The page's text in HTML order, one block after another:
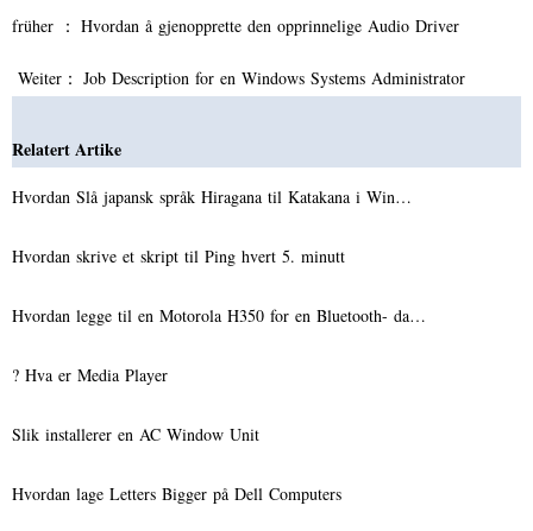
früher ： Hvordan å gjenopprette den opprinnelige Audio Driver
Weiter： Job Description for en Windows Systems Administrator
Relatert Artike
Hvordan Slå japansk språk Hiragana til Katakana i Win…
Hvordan skrive et skript til Ping hvert 5. minutt
Hvordan legge til en Motorola H350 for en Bluetooth- da…
? Hva er Media Player
Slik installerer en AC Window Unit
Hvordan lage Letters Bigger på Dell Computers